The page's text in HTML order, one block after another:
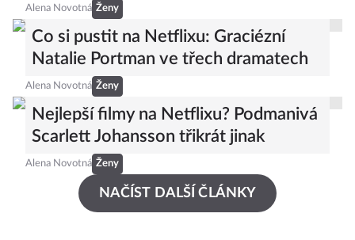
Alena Novotná Ženy
Co si pustit na Netflixu: Graciézní
Natalie Portman ve třech dramatech
Alena Novotná Ženy
Nejlepší filmy na Netflixu? Podmanivá
Scarlett Johansson třikrát jinak
Alena Novotná Ženy
NAČÍST DALŠÍ ČLÁNKY